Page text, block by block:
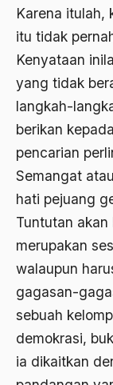
Karena itulah,
itu tidak
Kenyataan
yang tidak
langkah-
berikan
pencarian
Semangat
hati pejuang
Tuntutan
merupakan
walaupun
gagasan-
sebuah
demokrasi,
ia dikaitkan
Alumni Sayid Al-
Alvin W.
Amangkurat
Amar Ma'ruf
ambisi politik
Ambivalen
ambon
Amerika
amerika latin
amerika serikat
Amien Rais
Amin Iskandar